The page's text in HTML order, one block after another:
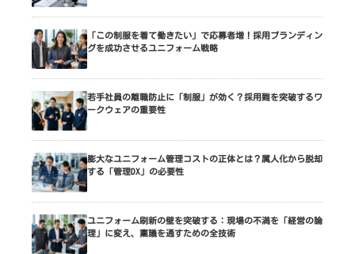
「この制服を着て働きたい」で応募者増！採用ブランディン
グを成功させるユニフォーム戦略
若手社員の離職防止に「制服」が効く？採用難を突破するワ
ークウェアの重要性
膨大なユニフォーム管理コストの正体とは？属人化から脱却
する「管理DX」の必要性
ユニフォーム刷新の壁を突破する：現場の不満を「経営の論
理」に変え、稟議を通すための全技術